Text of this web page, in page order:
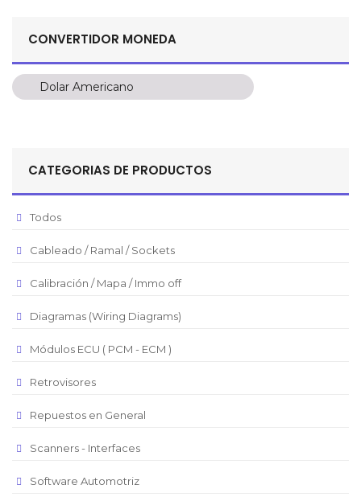
CONVERTIDOR MONEDA
Dolar Americano
Dolar Americano
Pesos Mexicanos
Euro
Real Brasilero
CATEGORIAS DE PRODUCTOS
Todos
Cableado / Ramal / Sockets
Calibración / Mapa / Immo off
Diagramas (Wiring Diagrams)
Módulos ECU ( PCM - ECM )
Retrovisores
Repuestos en General
Scanners - Interfaces
Software Automotriz